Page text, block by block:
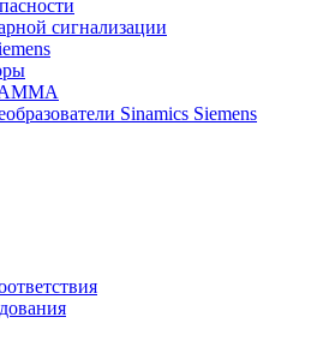
сигнализации
Sinamics Siemens